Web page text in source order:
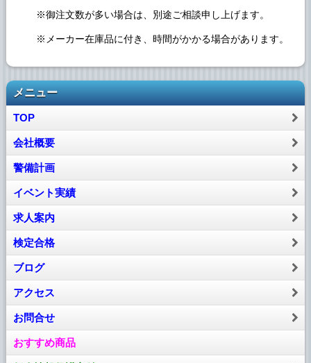
※御注文数が多い場合は、別途ご相談申し上げます。
※メーカー在庫品に付き、時間がかかる場合があります。
メニュー
TOP
会社概要
警備計画
イベント実績
求人案内
検定合格
ブログ
アクセス
お問合せ
おすすめ商品